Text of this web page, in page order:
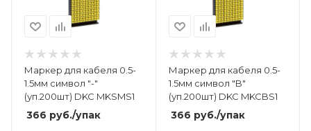
Маркер для кабеля 0.5-
1.5мм символ "-"
(уп.200шт) DKC MKSMS1
366 руб./упак
Маркер для кабеля 0.5-
1.5мм символ "B"
(уп.200шт) DKC MKCBS1
366 руб./упак